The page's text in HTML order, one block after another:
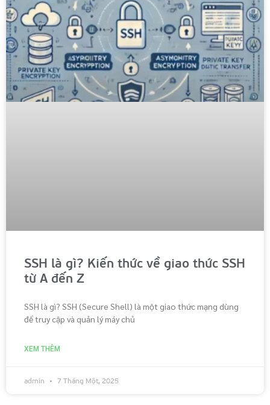
SSH là gì? Kiến thức về giao thức SSH
từ A đến Z
SSH là gì? SSH (Secure Shell) là một giao thức mạng dùng
để truy cập và quản lý máy chủ
XEM THÊM
admin 7 Tháng Một, 2025